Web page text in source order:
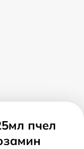
пчел